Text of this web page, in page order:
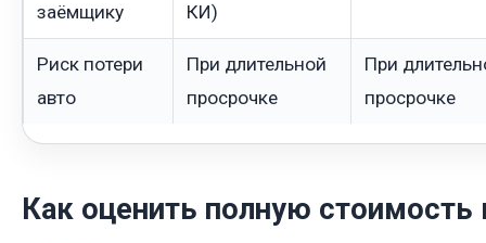
заёмщику
КИ)
Риск потери
авто
При длительной
просрочке
При
просрочке
Как оценить полную